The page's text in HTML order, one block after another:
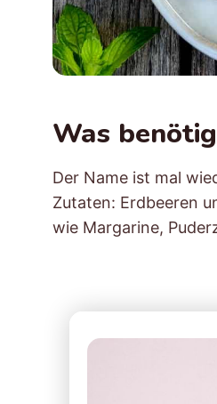
Was
Der Name ist mal
Zutaten: Erdbeeren
wie Margarine,